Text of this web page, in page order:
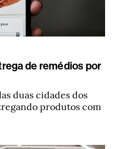
de remédios por
duas cidades dos
produtos com